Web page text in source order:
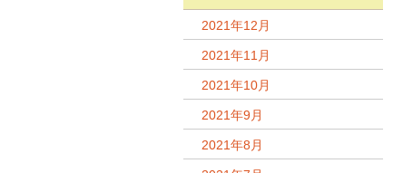
2021年12月
2021年11月
2021年10月
2021年9月
2021年8月